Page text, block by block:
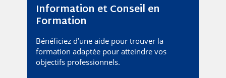
Information et Conseil en
Formation
Bénéficiez d’une aide pour trouver la
formation adaptée pour atteindre vos
objectifs professionnels.